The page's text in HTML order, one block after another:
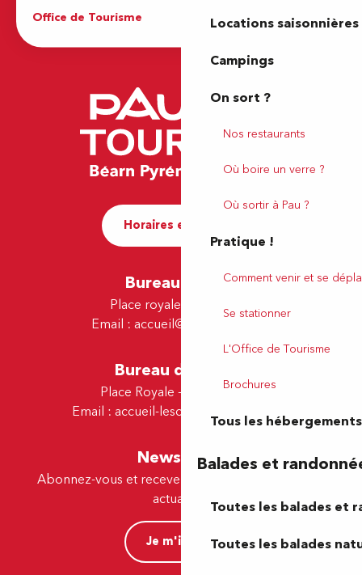
Locations saisonnières
Campings
On sort ?
Nos restaurants
Où boire un verre ?
Où sortir à Pau ?
Pratique !
Comment venir et se
Se stationner
L'Office de Tourisme
Brochures
Tous les hébergements
Balades et
Toutes les balades et
Toutes les balades
Office de Tourisme
Horaires et contact
Bureau de Pau
Place royale - 64000 Pau
Email : accueil@tourismepau.fr
Bureau de Lescar
Place Royale - 64230 Lescar
Email : accueil-lescar@tourismepau.fr
Newsletter
Abonnez-vous et recevez par e-mail nos offres et
actualités.
Je m'inscris